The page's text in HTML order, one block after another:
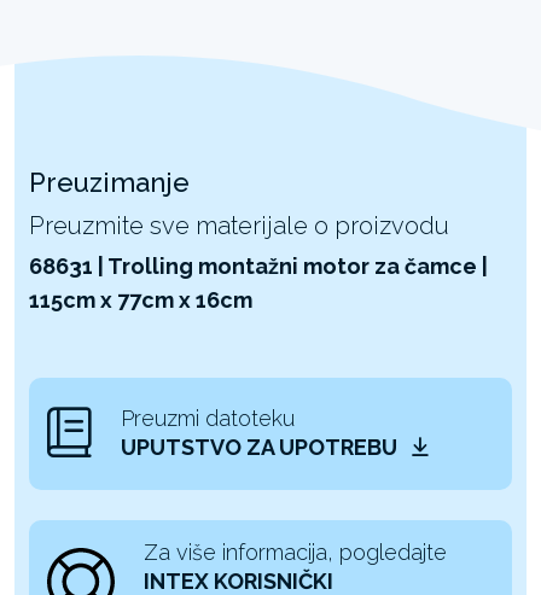
Preuzimanje
Preuzmite sve materijale o proizvodu
68631 | Trolling montažni motor za čamce |
115cm x 77cm x 16cm
Preuzmi datoteku
UPUTSTVO ZA UPOTREBU
Za više informacija, pogledajte
INTEX KORISNIČKI